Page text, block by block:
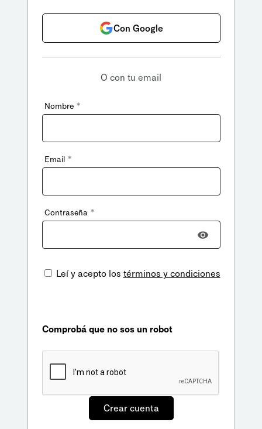
Con Google
O con tu email
Nombre *
Email *
Contraseña *
Leí y acepto los términos y condiciones
Comprobá que no sos un robot